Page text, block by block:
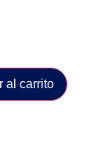
al carrito